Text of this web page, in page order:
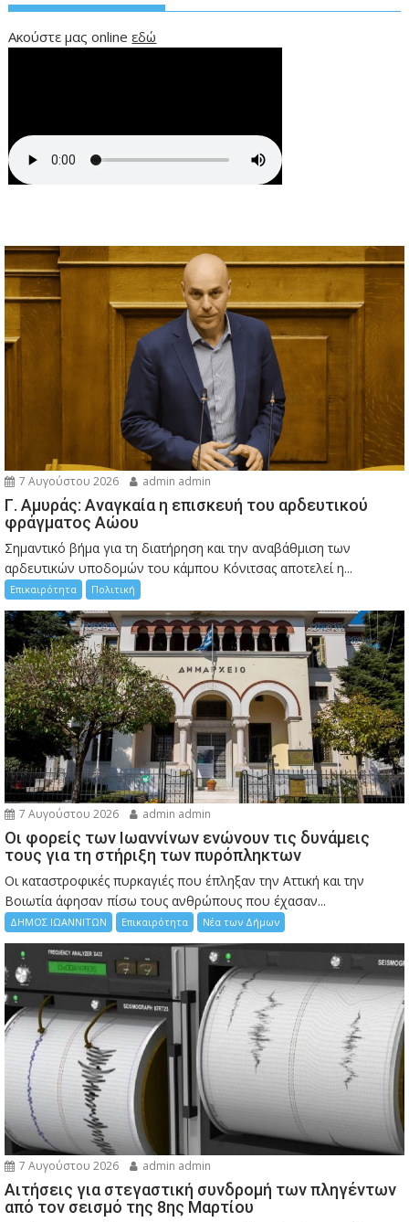
Ακούστε μας onlineεδώ
7 Αυγούστου 2026 admin admin
Γ. Αμυράς: Αναγκαία η επισκευή του αρδευτικού
φράγματος Αώου
Σημαντικό βήμα για τη διατήρηση και την αναβάθμιση των
αρδευτικών υποδομών του κάμπου Κόνιτσας αποτελεί η...
Επικαιρότητα Πολιτική
7 Αυγούστου 2026 admin admin
Οι φορείς των Ιωαννίνων ενώνουν τις δυνάμεις
τους για τη στήριξη των πυρόπληκτων
Οι καταστροφικές πυρκαγιές που έπληξαν την Αττική και την
Bοιωτία άφησαν πίσω τους ανθρώπους που έχασαν...
ΔΗΜΟΣ ΙΩΑΝΝΙΤΩΝ Επικαιρότητα Νέα των Δήμων
7 Αυγούστου 2026 admin admin
Αιτήσεις για στεγαστική συνδρομή των πληγέντων
από τον σεισμό της 8ης Μαρτίου